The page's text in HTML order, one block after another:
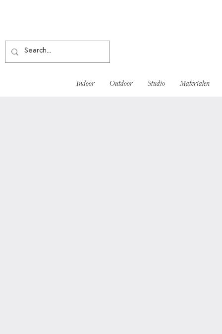
Indoor Outdoor Studio Materialen